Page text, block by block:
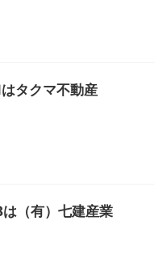
タクマ不動産
（有）七建産業